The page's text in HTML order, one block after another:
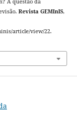
Revista GEMInIS,
article/view/22.